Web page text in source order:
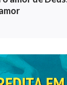
todo o